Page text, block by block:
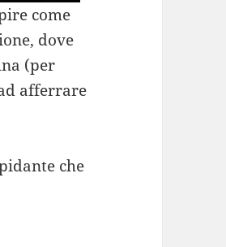
come
dove
(per
afferrare
che